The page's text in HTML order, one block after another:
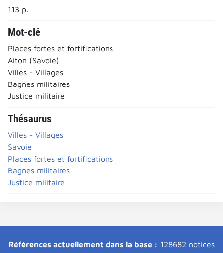
113 p.
Mot-clé
Places fortes et fortifications
Aiton (Savoie)
Villes - Villages
Bagnes militaires
Justice militaire
Thésaurus
Villes - Villages
Savoie
Places fortes et fortifications
Bagnes militaires
Justice militaire
Références actuellement dans la base : 128682 notices